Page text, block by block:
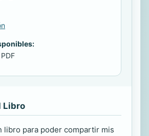
Libro
libro para poder compartir mis